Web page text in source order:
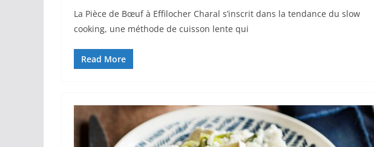
La Pièce de Bœuf à Effilocher Charal s’inscrit dans la tendance du slow
cooking, une méthode de cuisson lente qui
Read More